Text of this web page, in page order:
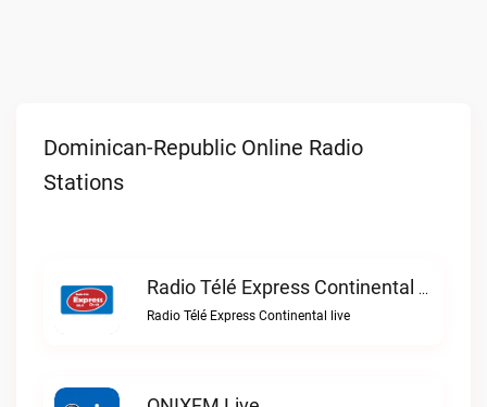
Dominican-Republic Online Radio
Stations
Radio Télé Express Continental Live
Radio Télé Express Continental live